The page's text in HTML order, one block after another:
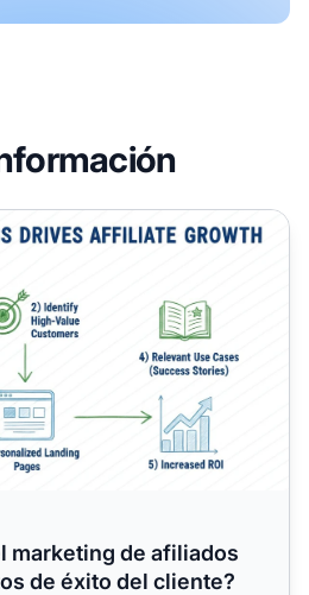
de afiliados el uso de los
marketing de afiliados
de éxito del cliente?